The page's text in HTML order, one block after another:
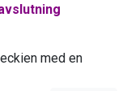
med en